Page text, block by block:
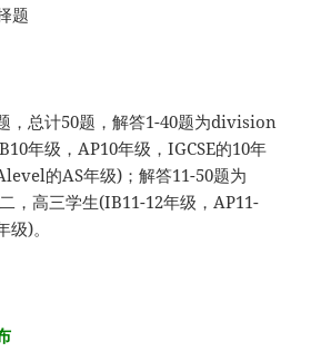
题
，总计50题，解答1-40题为division
年级，AP10年级，IGCSE的10年
的AS年级)；解答11-50题为
，高三学生(IB11-12年级，AP11-
)。